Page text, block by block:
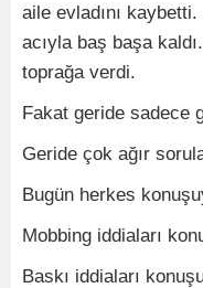
aile evladını
acıyla baş başa
toprağa verdi.
Fakat geride sadece
Geride çok ağır
Bugün herkes
Mobbing iddiaları
Baskı iddiaları